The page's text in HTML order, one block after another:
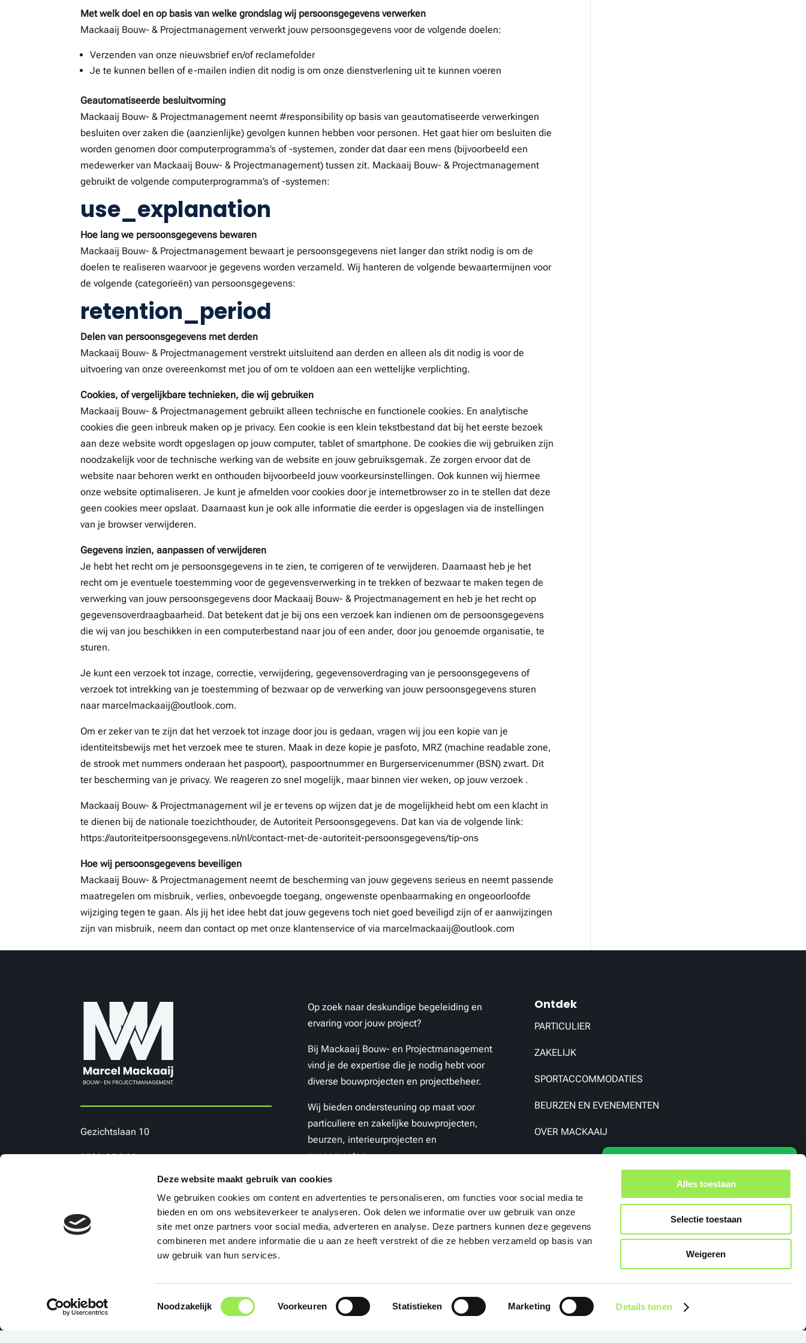
Deze website maakt gebruik van cookies
We gebruiken cookies om content en advertenties te personaliseren, om functies voor social media te
bieden en om ons websiteverkeer te analyseren. Ook delen we informatie over uw gebruik van onze
site met onze partners voor social media, adverteren en analyse. Deze partners kunnen deze gegevens
combineren met andere informatie die u aan ze heeft verstrekt of die ze hebben verzameld op basis van
uw gebruik van hun services.
Toestemmingsselectie
Noodzakelijk Voorkeuren Statistieken Marketing Details tonen
Alles toestaan
Selectie toestaan
Weigeren
Met welk doel en op basis van welke grondslag wij persoonsgegevens verwerken
Mackaaij Bouw- & Projectmanagement verwerkt jouw persoonsgegevens voor de volgende doelen:
Verzenden van onze nieuwsbrief en/of reclamefolder
Je te kunnen bellen of e-mailen indien dit nodig is om onze dienstverlening uit te kunnen voeren
Geautomatiseerde besluitvorming
Mackaaij Bouw- & Projectmanagement neemt #responsibility op basis van geautomatiseerde verwerkingen
besluiten over zaken die (aanzienlijke) gevolgen kunnen hebben voor personen. Het gaat hier om besluiten die
worden genomen door computerprogramma’s of -systemen, zonder dat daar een mens (bijvoorbeeld een
medewerker van Mackaaij Bouw- & Projectmanagement) tussen zit. Mackaaij Bouw- & Projectmanagement
gebruikt de volgende computerprogramma’s of -systemen:
use_explanation
Hoe lang we persoonsgegevens bewaren
Mackaaij Bouw- & Projectmanagement bewaart je persoonsgegevens niet langer dan strikt nodig is om de
doelen te realiseren waarvoor je gegevens worden verzameld. Wij hanteren de volgende bewaartermijnen voor
de volgende (categorieën) van persoonsgegevens:
retention_period
Delen van persoonsgegevens met derden
Mackaaij Bouw- & Projectmanagement verstrekt uitsluitend aan derden en alleen als dit nodig is voor de
uitvoering van onze overeenkomst met jou of om te voldoen aan een wettelijke verplichting.
Cookies, of vergelijkbare technieken, die wij gebruiken
Mackaaij Bouw- & Projectmanagement gebruikt alleen technische en functionele cookies. En analytische
cookies die geen inbreuk maken op je privacy. Een cookie is een klein tekstbestand dat bij het eerste bezoek
aan deze website wordt opgeslagen op jouw computer, tablet of smartphone. De cookies die wij gebruiken zijn
noodzakelijk voor de technische werking van de website en jouw gebruiksgemak. Ze zorgen ervoor dat de
website naar behoren werkt en onthouden bijvoorbeeld jouw voorkeursinstellingen. Ook kunnen wij hiermee
onze website optimaliseren. Je kunt je afmelden voor cookies door je internetbrowser zo in te stellen dat deze
geen cookies meer opslaat. Daarnaast kun je ook alle informatie die eerder is opgeslagen via de instellingen
van je browser verwijderen.
Gegevens inzien, aanpassen of verwijderen
Je hebt het recht om je persoonsgegevens in te zien, te corrigeren of te verwijderen. Daarnaast heb je het
recht om je eventuele toestemming voor de gegevensverwerking in te trekken of bezwaar te maken tegen de
verwerking van jouw persoonsgegevens door Mackaaij Bouw- & Projectmanagement en heb je het recht op
gegevensoverdraagbaarheid. Dat betekent dat je bij ons een verzoek kan indienen om de persoonsgegevens
die wij van jou beschikken in een computerbestand naar jou of een ander, door jou genoemde organisatie, te
sturen.
Je kunt een verzoek tot inzage, correctie, verwijdering, gegevensoverdraging van je persoonsgegevens of
verzoek tot intrekking van je toestemming of bezwaar op de verwerking van jouw persoonsgegevens sturen
naar marcelmackaaij@outlook.com.
Om er zeker van te zijn dat het verzoek tot inzage door jou is gedaan, vragen wij jou een kopie van je
identiteitsbewijs met het verzoek mee te sturen. Maak in deze kopie je pasfoto, MRZ (machine readable zone,
de strook met nummers onderaan het paspoort), paspoortnummer en Burgerservicenummer (BSN) zwart. Dit
ter bescherming van je privacy. We reageren zo snel mogelijk, maar binnen vier weken, op jouw verzoek .
Mackaaij Bouw- & Projectmanagement wil je er tevens op wijzen dat je de mogelijkheid hebt om een klacht in
te dienen bij de nationale toezichthouder, de Autoriteit Persoonsgegevens. Dat kan via de volgende link:
https://autoriteitpersoonsgegevens.nl/nl/contact-met-de-autoriteit-persoonsgegevens/tip-ons
Hoe wij persoonsgegevens beveiligen
Mackaaij Bouw- & Projectmanagement neemt de bescherming van jouw gegevens serieus en neemt passende
maatregelen om misbruik, verlies, onbevoegde toegang, ongewenste openbaarmaking en ongeoorloofde
wijziging tegen te gaan. Als jij het idee hebt dat jouw gegevens toch niet goed beveiligd zijn of er aanwijzingen
zijn van misbruik, neem dan contact op met onze klantenservice of via marcelmackaaij@outlook.com
Gezichtslaan 10
3723 GE Bilthoven
Op zoek naar deskundige begeleiding en
ervaring voor jouw project?
Bij Mackaaij Bouw- en Projectmanagement
vind je de expertise die je nodig hebt voor
diverse bouwprojecten en projectbeheer.
Wij bieden ondersteuning op maat voor
particuliere en zakelijke bouwprojecten,
beurzen, interieurprojecten en
evenementen.
Ontdek
PARTICULIER
ZAKELIJK
SPORTACCOMMODATIES
BEURZEN EN EVENEMENTEN
OVER MACKAAIJ